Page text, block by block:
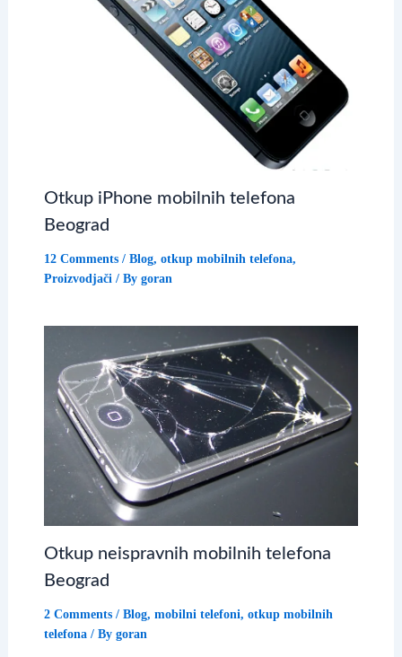
Otkup iPhone mobilnih telefona
Beograd
12 Comments / Blog, otkup mobilnih telefona,
Proizvodjači/ By goran
Otkup neispravnih mobilnih telefona
Beograd
2 Comments / Blog, mobilni telefoni, otkup mobilnih
telefona/ By goran